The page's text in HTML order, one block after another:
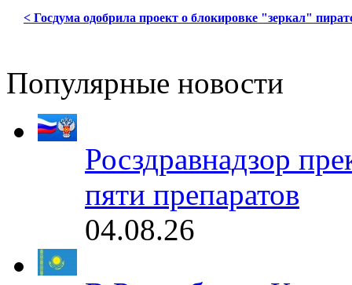
< Госдума одобрила проект о блокировке "зеркал"
Популярные новости
Росздравнадзор
пяти препаратов
04.08.26